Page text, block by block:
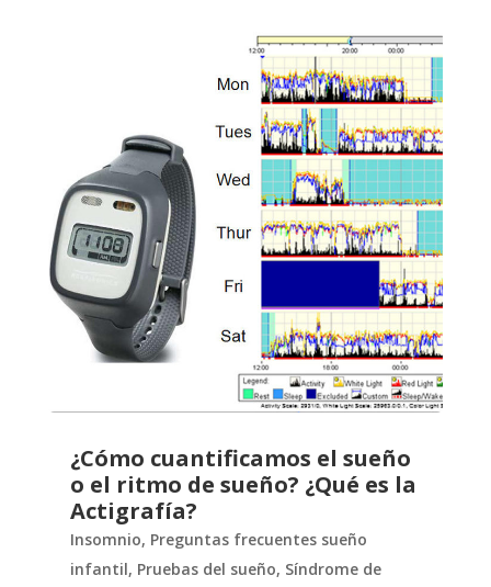
¿Cómo cuantificamos el sueño
o el ritmo de sueño? ¿Qué es la
Actigrafía?
Insomnio, Preguntas frecuentes sueño
infantil, Pruebas del sueño, Síndrome de